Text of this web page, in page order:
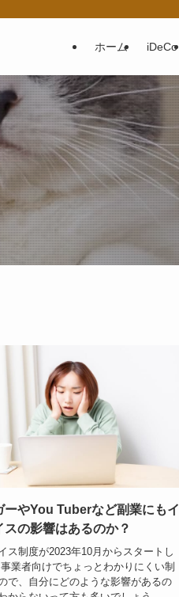
ホーム iDeCo
ーやYou Tuberなど副業にもイ
スの影響はあるのか？
ス制度が2023年10月からスタートし
業者向けでちょっとわかりにくい制
で、自分にどのような影響があるの